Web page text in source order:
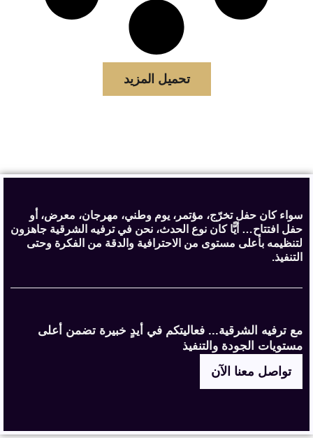
تحميل المزيد
سواء كان حفل تخرّج، مؤتمر، يوم وطني، مهرجان، معرض، أو
حفل افتتاح… أيًّا كان نوع الحدث، نحن في ترفيه الشرقية جاهزون
لتنظيمه بأعلى مستوى من الاحترافية والدقة من الفكرة وحتى
التنفيذ.
مع ترفيه الشرقية... فعاليتكم في أيدٍ خبيرة تضمن أعلى
مستويات الجودة والتنفيذ
تواصل معنا الآن